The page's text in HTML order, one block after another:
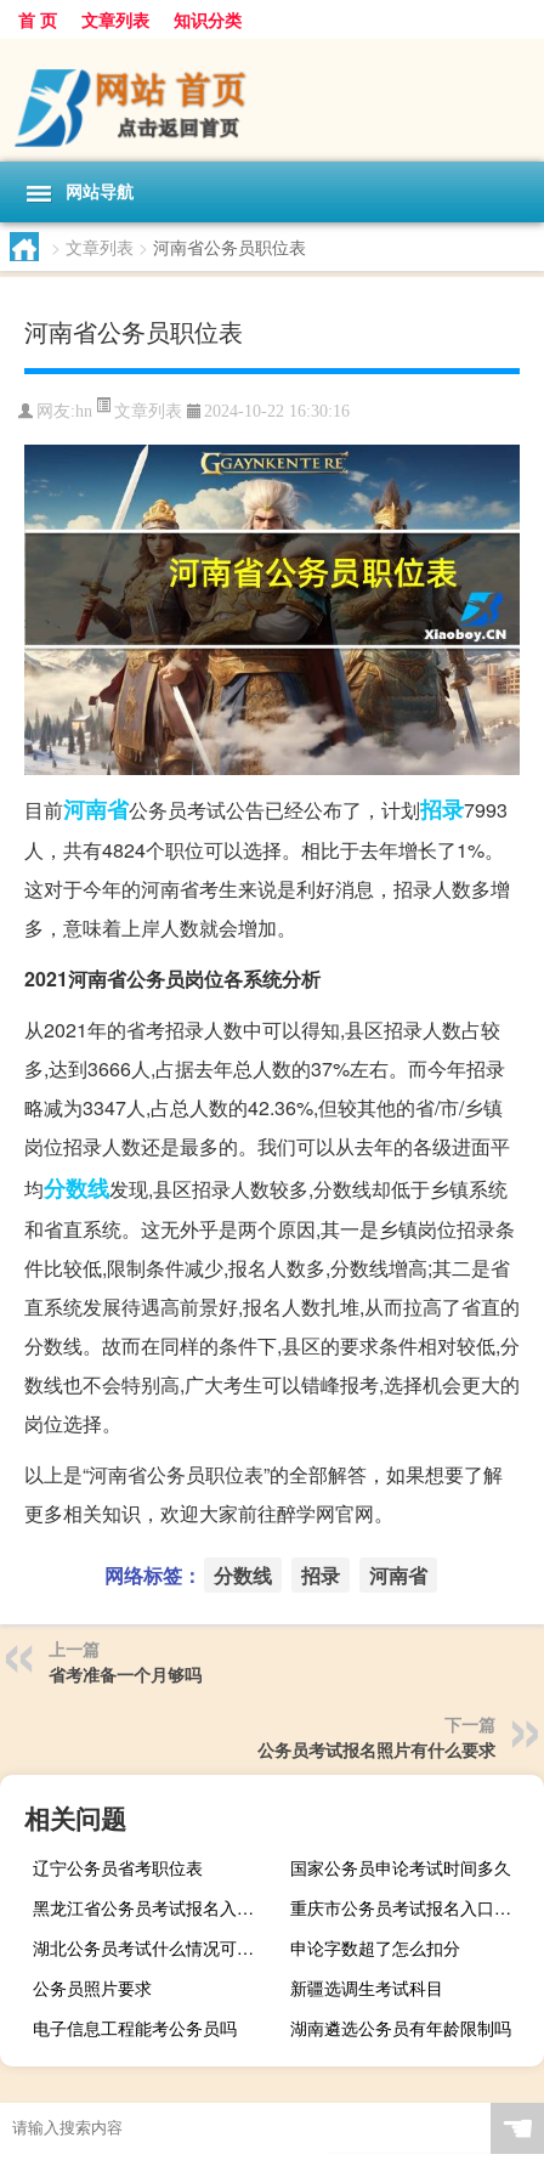
首 页 文章列表 知识分类
网站导航
> 文章列表 > 河南省公务员职位表
河南省公务员职位表
网友:hn 文章列表 2024-10-22 16:30:16
目前河南省公务员考试公告已经公布了，计划招录7993
人，共有4824个职位可以选择。相比于去年增长了1%。
这对于今年的河南省考生来说是利好消息，招录人数多增
多，意味着上岸人数就会增加。
2021河南省公务员岗位各系统分析
从2021年的省考招录人数中可以得知,县区招录人数占较
多,达到3666人,占据去年总人数的37%左右。而今年招录
略减为3347人,占总人数的42.36%,但较其他的省/市/乡镇
岗位招录人数还是最多的。我们可以从去年的各级进面平
均分数线发现,县区招录人数较多,分数线却低于乡镇系统
和省直系统。这无外乎是两个原因,其一是乡镇岗位招录条
件比较低,限制条件减少,报名人数多,分数线增高;其二是省
直系统发展待遇高前景好,报名人数扎堆,从而拉高了省直的
分数线。故而在同样的条件下,县区的要求条件相对较低,分
数线也不会特别高,广大考生可以错峰报考,选择机会更大的
岗位选择。
以上是“河南省公务员职位表”的全部解答，如果想要了解
更多相关知识，欢迎大家前往醉学网官网。
网络标签： 分数线 招录 河南省
上一篇
省考准备一个月够吗
下一篇
公务员考试报名照片有什么要求
相关问题
辽宁公务员省考职位表
国家公务员申论考试时间多久
黑龙江省公务员考试报名入口是哪个
重庆市公务员考试报名入口是哪个
湖北公务员考试什么情况可以改报
申论字数超了怎么扣分
公务员照片要求
新疆选调生考试科目
电子信息工程能考公务员吗
湖南遴选公务员有年龄限制吗
☚